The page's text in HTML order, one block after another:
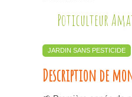
Poticulteur
JARDIN SANS PESTICIDE
Description de